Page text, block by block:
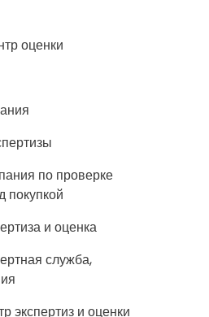
оценки
по проверке
покупкой
и оценка
служба,
экспертиз и оценки